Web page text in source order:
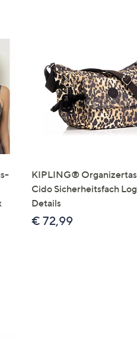
KIPLING®
Cido Sicherheitsfach
Details
€ 72,99